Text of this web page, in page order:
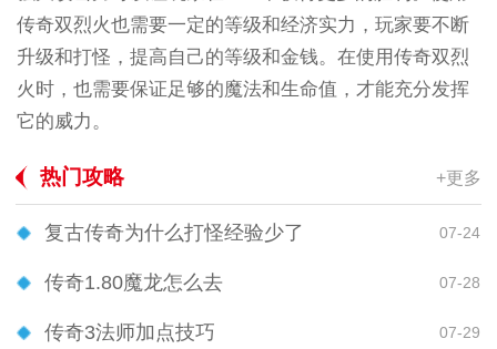
传奇双烈火也需要一定的等级和经济实力，玩家要不断
升级和打怪，提高自己的等级和金钱。在使用传奇双烈
火时，也需要保证足够的魔法和生命值，才能充分发挥
它的威力。
热门攻略 +更多
复古传奇为什么打怪经验少了 07-24
传奇1.80魔龙怎么去 07-28
传奇3法师加点技巧 07-29